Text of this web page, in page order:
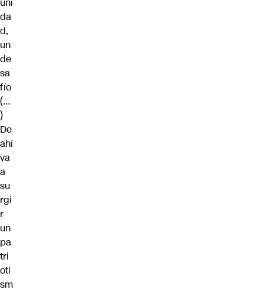
da
d,
un
de
sa
fío
(…
)
De
ahí
va
a
su
rgi
r
un
pa
tri
oti
sm